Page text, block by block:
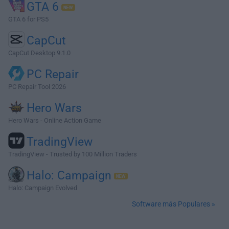
GTA 6
GTA 6 for PS5
CapCut
CapCut Desktop 9.1.0
PC Repair
PC Repair Tool 2026
Hero Wars
Hero Wars - Online Action Game
TradingView
TradingView - Trusted by 100 Million Traders
Halo: Campaign
Halo: Campaign Evolved
Software más Populares »